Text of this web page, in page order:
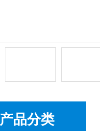
产品分类